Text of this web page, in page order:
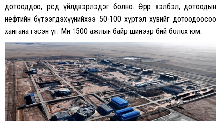
дотооддоо, өөрсдөө үйлдвэрлэдэг болно. Өөрөөр хэлбэл, дотоодын
нефтийн бүтээгдэхүүнийхээ 50-100 хүртэл хувийг дотоодоосоо
хангана гэсэн үг. Мөн 1500 ажлын байр шинээр бий болох юм.